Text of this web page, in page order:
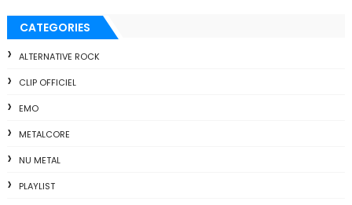
CATEGORIES
ALTERNATIVE ROCK
CLIP OFFICIEL
EMO
METALCORE
NU METAL
PLAYLIST